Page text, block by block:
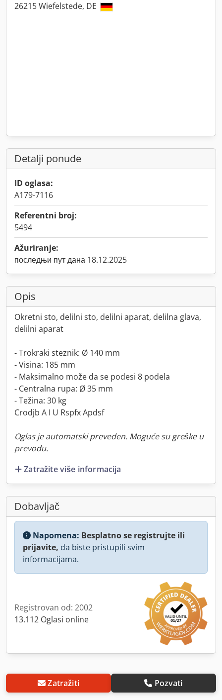
26215 Wiefelstede, DE
Detalji ponude
ID oglasa:
A179-7116
Referentni broj:
5494
Ažuriranje:
последњи пут дана 18.12.2025
Opis
Okretni sto, delilni sto, delilni aparat, delilna glava,
delilni aparat
- Trokraki steznik: Ø 140 mm
- Visina: 185 mm
- Maksimalno može da se podesi 8 podela
- Centralna rupa: Ø 35 mm
- Težina: 30 kg
Crodjb A I U Rspfx Apdsf
Oglas je automatski preveden. Moguće su greške u
prevodu.
Zatražite više informacija
Dobavljač
Napomena: Besplatno se registrujte ili
prijavite, da biste pristupili svim
informacijama.
Registrovan od: 2002
13.112 Oglasi online
Zatražiti Pozvati